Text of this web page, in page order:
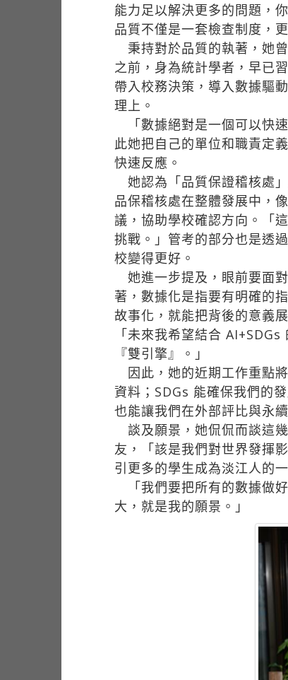
能力足以解決更多的問題，
品質不僅是一套檢查制度，
秉持對於品質的執著，她
之前，身為統計學者，早已
帶入校務決策，導入數據驅
理上。
「數據絕對是一個可以快
此她把自己的單位和職責定
快速反應。
她認為「品質保證稽核處
品保稽核處在整體發展中，
議，協助學校確認方向。「
挑戰。」管考的部分也是透
校變得更好。
她進一步提及，眼前要面
著，數據化是指要有明確的
故事化，就能把背後的意義
「未來我希望結合
『雙引擎』。」
因此，她的近期工作重點
資料；SDGs 能確保我們的
也能讓我們在外部評比與永
談及願景，她侃侃而談這
友，「該是我們對世界發揮
引更多的學生成為淡江人的
「我們要把所有的數據做
大，就是我的願景。」